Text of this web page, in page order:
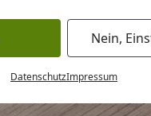
Nein,
DatenschutzImpressum